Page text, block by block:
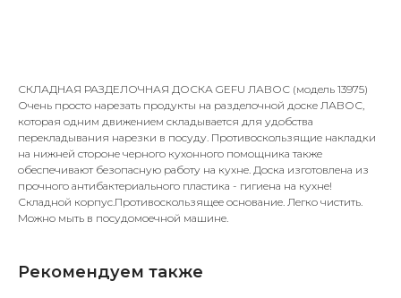
СКЛАДНАЯ РАЗДЕЛОЧНАЯ ДОСКА GEFU ЛАВОС (модель 13975)
Очень просто нарезать продукты на разделочной доске ЛАВОС,
которая одним движением складывается для удобства
перекладывания нарезки в посуду. Противоскользящие накладки
на нижней стороне черного кухонного помощника также
обеспечивают безопасную работу на кухне. Доска изготовлена из
прочного антибактериального пластика - гигиена на кухне!
Складной корпус.Противоскользящее основание. Легко чистить.
Можно мыть в посудомоечной машине.
Рекомендуем также